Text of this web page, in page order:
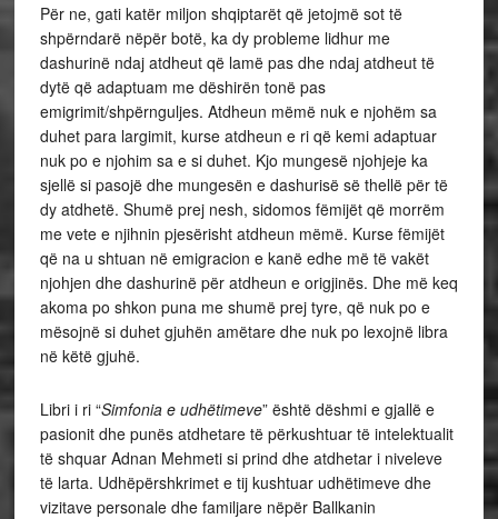
Për ne, gati katër miljon shqiptarët që jetojmë sot të
shpërndarë nëpër botë, ka dy probleme lidhur me
dashurinë ndaj atdheut që lamë pas dhe ndaj atdheut të
dytë që adaptuam me dëshirën tonë pas
emigrimit/shpërnguljes. Atdheun mëmë nuk e njohëm sa
duhet para largimit, kurse atdheun e ri që kemi adaptuar
nuk po e njohim sa e si duhet. Kjo mungesë njohjeje ka
sjellë si pasojë dhe mungesën e dashurisë së thellë për të
dy atdhetë. Shumë prej nesh, sidomos fëmijët që morrëm
me vete e njihnin pjesërisht atdheun mëmë. Kurse fëmijët
që na u shtuan në emigracion e kanë edhe më të vakët
njohjen dhe dashurinë për atdheun e origjinës. Dhe më keq
akoma po shkon puna me shumë prej tyre, që nuk po e
mësojnë si duhet gjuhën amëtare dhe nuk po lexojnë libra
në këtë gjuhë.
Libri i ri “Simfonia e udhëtimeve” është dëshmi e gjallë e
pasionit dhe punës atdhetare të përkushtuar të intelektualit
të shquar Adnan Mehmeti si prind dhe atdhetar i niveleve
të larta. Udhëpërshkrimet e tij kushtuar udhëtimeve dhe
vizitave personale dhe familjare nëpër Ballkanin